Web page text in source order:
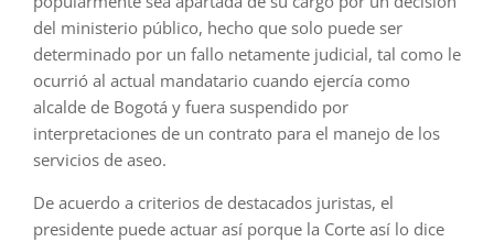
del ministerio público, hecho que solo puede ser
determinado por un fallo netamente judicial, tal como le
ocurrió al actual mandatario cuando ejercía como
alcalde de Bogotá y fuera suspendido por
interpretaciones de un contrato para el manejo de los
servicios de aseo.
De acuerdo a criterios de destacados juristas, el
presidente puede actuar así porque la Corte así lo dice